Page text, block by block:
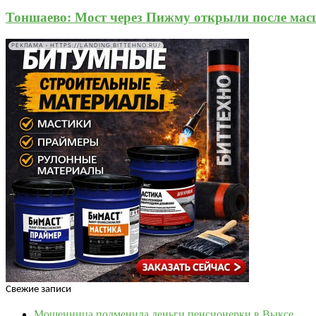
Тоншаево: Мост через Пижму открыли после
РЕКЛАМА • HTTPS://LANDING.BITTEHNO.RU/
Свежие записи